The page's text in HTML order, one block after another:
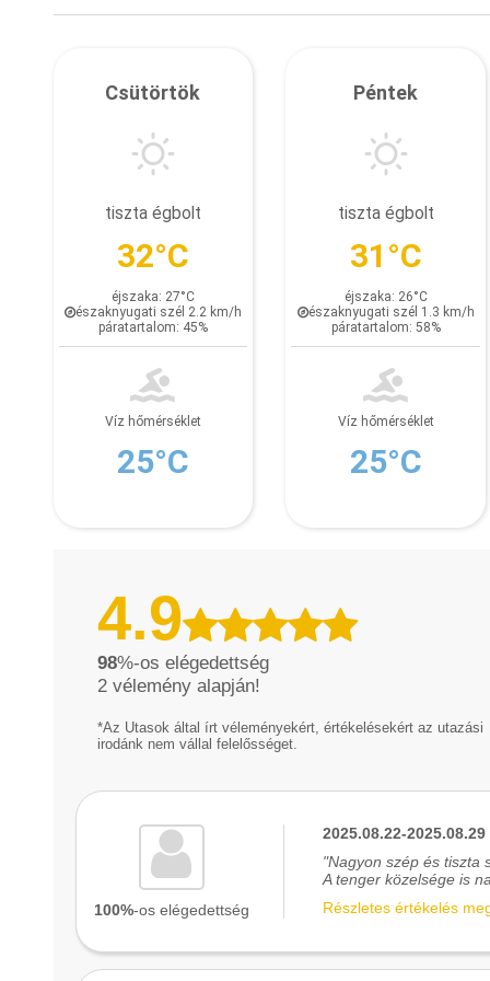
Csütörtök
tiszta égbolt
32°C
éjszaka: 27°C
északnyugati szél 2.2 km/h
páratartalom: 45%
Víz hőmérséklet
25°C
Péntek
tiszta égbolt
31°C
éjszaka: 26°C
északnyugati szél 1.3 km/h
páratartalom: 58%
Víz hőmérséklet
25°C
4.9
98%-os elégedettség
2vélemény alapján!
*Az Utasok által írt véleményekért, értékelésekért az utazási
irodánk nem vállal felelősséget.
100%-os elégedettség
2025.08.22-2025.08.29
"Nagyon szép és tiszta
A tenger közelsége is
Részletes értékelés